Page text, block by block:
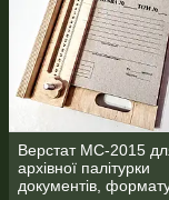
Верстат МС-2015
архівної палітурки
документів,